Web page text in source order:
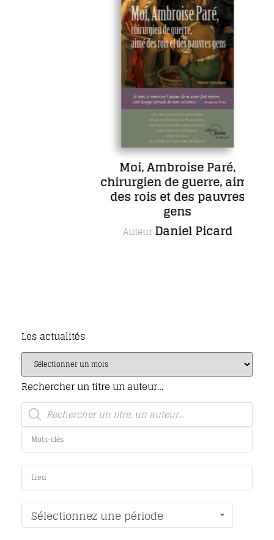
Moi, Ambroise Paré,
chirurgien de guerre, aimé
des rois et des pauvres
gens
AuteurDaniel Picard
Les actualités
Rechercher un titre un auteur…
Sélectionnez une période